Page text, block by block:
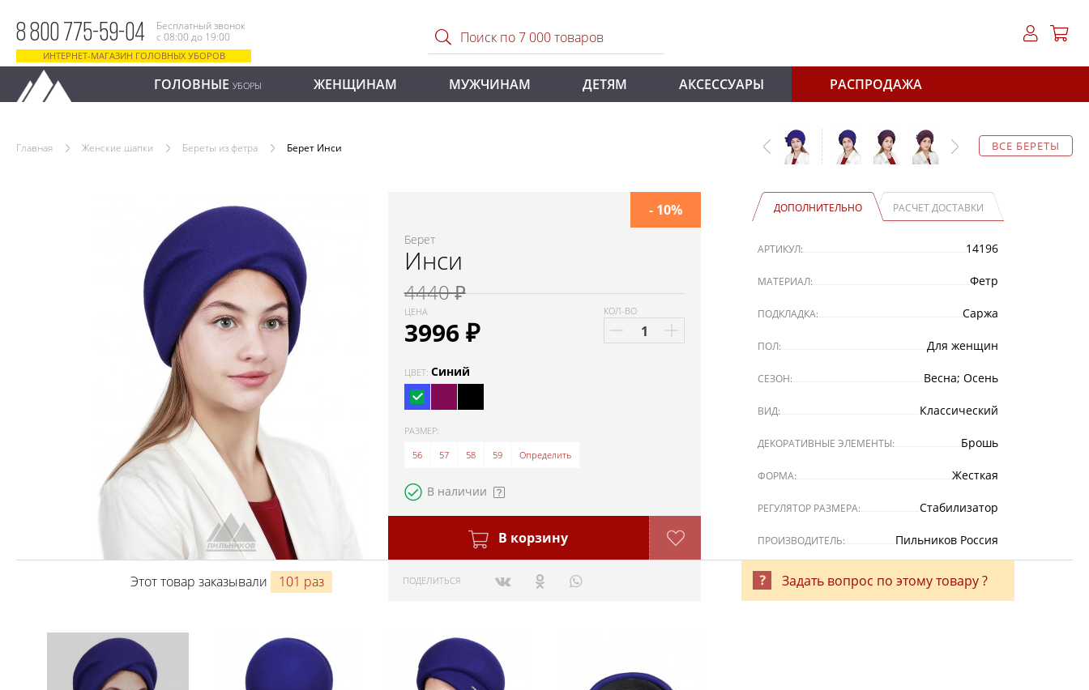
8 800 775-59-04
Бесплатный звонок
с 08:00 до 19:00
ИНТЕРНЕТ-МАГАЗИН ГОЛОВНЫХ УБОРОВ
ГОЛОВНЫЕ УБОРЫ ЖЕНЩИНАМ МУЖЧИНАМ ДЕТЯМ АКСЕССУАРЫ РАСПРОДАЖА
ВСЕ БЕРЕТЫ
Главная Женские шапки Береты из фетра Берет Инси
Берет
Инси
4440 ₽
ЦЕНА
3996₽
- 10%
КОЛ-ВО
ЦВЕТ: Синий
РАЗМЕР:
56
57 58 59 Определить
В наличии
В корзину
ПОДЕЛИТЬСЯ
ДОПОЛНИТЕЛЬНО РАСЧЕТ ДОСТАВКИ
АРТИКУЛ: 14196
МАТЕРИАЛ: Фетр
ПОДКЛАДКА: Саржа
ПОЛ: Для женщин
СЕЗОН: Весна; Осень
ВИД: Классический
ДЕКОРАТИВНЫЕ ЭЛЕМЕНТЫ: Брошь
ФОРМА: Жесткая
РЕГУЛЯТОР РАЗМЕРА: Стабилизатор
ПРОИЗВОДИТЕЛЬ: Пильников Россия
Этот товар заказывали 101 раз Задать вопрос по этому товару ?